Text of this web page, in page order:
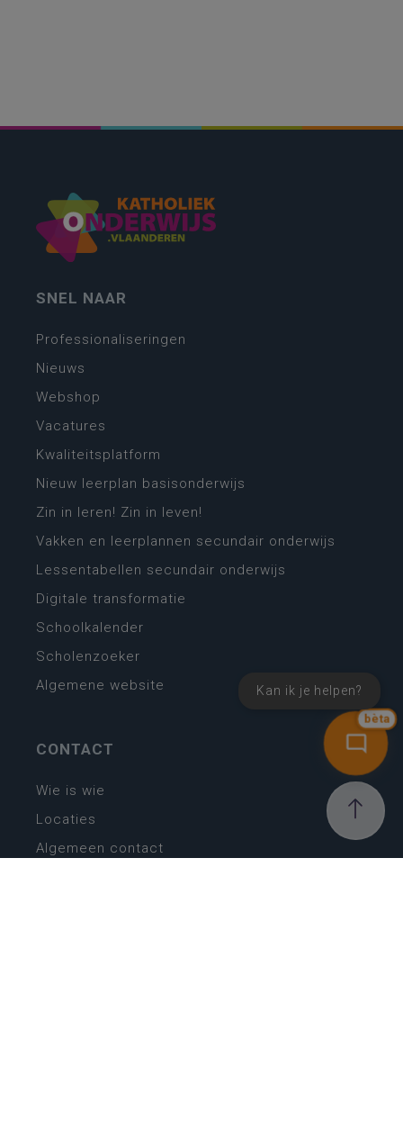
bèta
Kan ik je helpen?
SNEL NAAR
Professionaliseringen
Nieuws
Webshop
Vacatures
Kwaliteitsplatform
Nieuw leerplan basisonderwijs
Zin in leren! Zin in leven!
Vakken en leerplannen secundair onderwijs
Lessentabellen secundair onderwijs
Digitale transformatie
Schoolkalender
Scholenzoeker
Algemene website
CONTACT
Wie is wie
Locaties
Algemeen contact